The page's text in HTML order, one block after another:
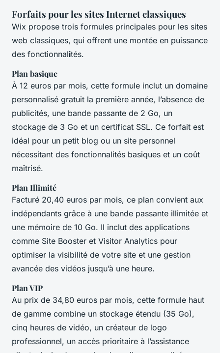
Forfaits pour les sites Internet classiques
Wix propose trois formules principales pour les sites
web classiques, qui offrent une montée en puissance
des fonctionnalités.
Plan basique
À 12 euros par mois, cette formule inclut un domaine
personnalisé gratuit la première année, l’absence de
publicités, une bande passante de 2 Go, un
stockage de 3 Go et un certificat SSL. Ce forfait est
idéal pour un petit blog ou un site personnel
nécessitant des fonctionnalités basiques et un coût
maîtrisé.
Plan Illimité
Facturé 20,40 euros par mois, ce plan convient aux
indépendants grâce à une bande passante illimitée et
une mémoire de 10 Go. Il inclut des applications
comme Site Booster et Visitor Analytics pour
optimiser la visibilité de votre site et une gestion
avancée des vidéos jusqu’à une heure.
Plan VIP
Au prix de 34,80 euros par mois, cette formule haut
de gamme combine un stockage étendu (35 Go),
cinq heures de vidéo, un créateur de logo
professionnel, un accès prioritaire à l’assistance